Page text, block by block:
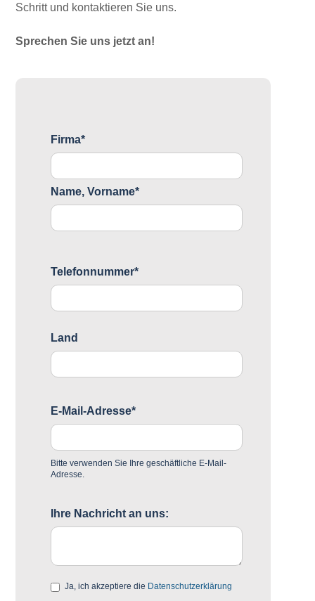
Schritt und kontaktieren Sie uns.
Sprechen Sie uns jetzt an!
Firma*
Name, Vorname*
Telefonnummer*
Land
E-Mail-Adresse*
Bitte verwenden Sie Ihre geschäftliche E-Mail-
Adresse.
Ihre Nachricht an uns:
Ja, ich akzeptiere die Datenschutzerklärung